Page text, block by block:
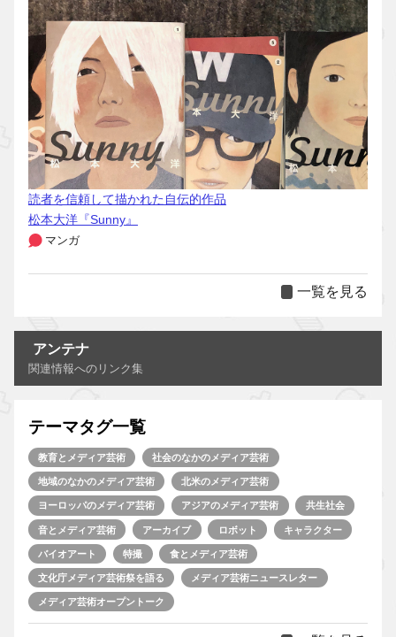
読者を信頼して描かれた自伝的作品
松本大洋『Sunny』
マンガ
一覧を見る
アンテナ
関連情報へのリンク集
テーマタグ一覧
教育とメディア芸術 社会のなかのメディア芸術
地域のなかのメディア芸術 北米のメディア芸術
ヨーロッパのメディア芸術 アジアのメディア芸術 共生社会
音とメディア芸術 アーカイブ ロボット キャラクター
バイオアート 特撮 食とメディア芸術
文化庁メディア芸術祭を語る メディア芸術ニュースレター
メディア芸術オープントーク